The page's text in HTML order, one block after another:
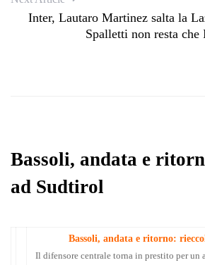
Inter, Lautaro Martinez salta la
Spalletti non resta che
Bassoli, andata e
ad Sudtirol
Bassoli, andata e ritorno:
Il difensore centrale torna in prestito per un